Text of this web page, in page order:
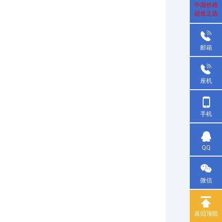
中国价格
超值之选
邮箱
座机
手机
QQ
微信
返回顶部